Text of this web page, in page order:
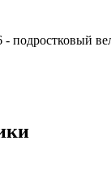
подростковый